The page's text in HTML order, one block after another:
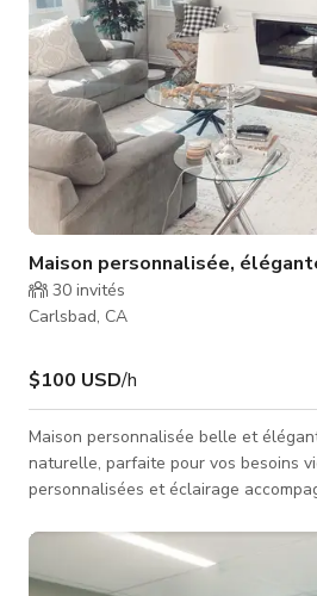
Maison personnalisée,
30 invités
Carlsbad, CA
$100 USD/h
Maison personnalisée belle et
naturelle, parfaite pour vos besoins
personnalisées et éclairage
de 3700 pieds carrés. Rare terrain
donnant sur un espace naturel privé